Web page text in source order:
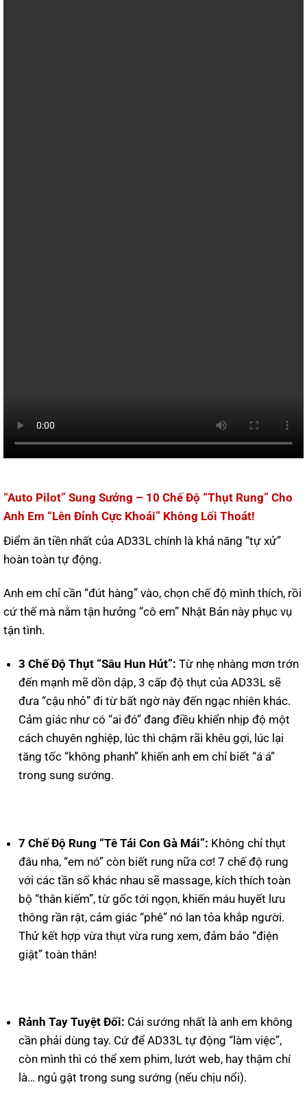
“Auto Pilot” Sung Sướng – 10 Chế Độ “Thụt Rung” Cho
Anh Em “Lên Đỉnh Cực Khoái” Không Lối Thoát!
Điểm ăn tiền nhất của AD33L chính là khả năng “tự xử”
hoàn toàn tự động.
Anh em chỉ cần “đút hàng” vào, chọn chế độ mình thích, rồi
cứ thế mà nằm tận hưởng “cô em” Nhật Bản này phục vụ
tận tình.
3 Chế Độ Thụt “Sâu Hun Hút”: Từ nhẹ nhàng mơn trớn
đến mạnh mẽ dồn dập, 3 cấp độ thụt của AD33L sẽ
đưa “cậu nhỏ” đi từ bất ngờ này đến ngạc nhiên khác.
Cảm giác như có “ai đó” đang điều khiển nhịp độ một
cách chuyên nghiệp, lúc thì chậm rãi khêu gợi, lúc lại
tăng tốc “không phanh” khiến anh em chỉ biết “á á”
trong sung sướng.
7 Chế Độ Rung “Tê Tái Con Gà Mái”: Không chỉ thụt
đâu nha, “em nó” còn biết rung nữa cơ! 7 chế độ rung
với các tần số khác nhau sẽ massage, kích thích toàn
bộ “thân kiếm”, từ gốc tới ngọn, khiến máu huyết lưu
thông rần rật, cảm giác “phê” nó lan tỏa khắp người.
Thử kết hợp vừa thụt vừa rung xem, đảm bảo “điện
giật” toàn thân!
Rảnh Tay Tuyệt Đối: Cái sướng nhất là anh em không
cần phải dùng tay. Cứ để AD33L tự động “làm việc”,
còn mình thì có thể xem phim, lướt web, hay thậm chí
là… ngủ gật trong sung sướng (nếu chịu nổi).